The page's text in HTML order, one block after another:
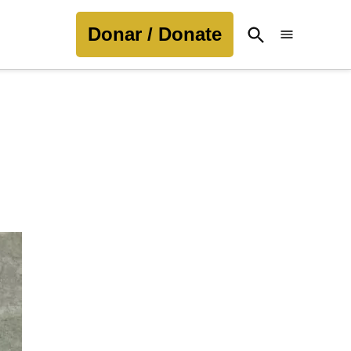
Donar / Donate
Open
Search